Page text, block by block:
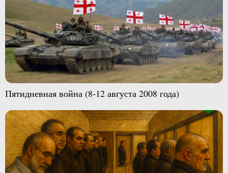
Пятидневная война (8-12 августа 2008 года)